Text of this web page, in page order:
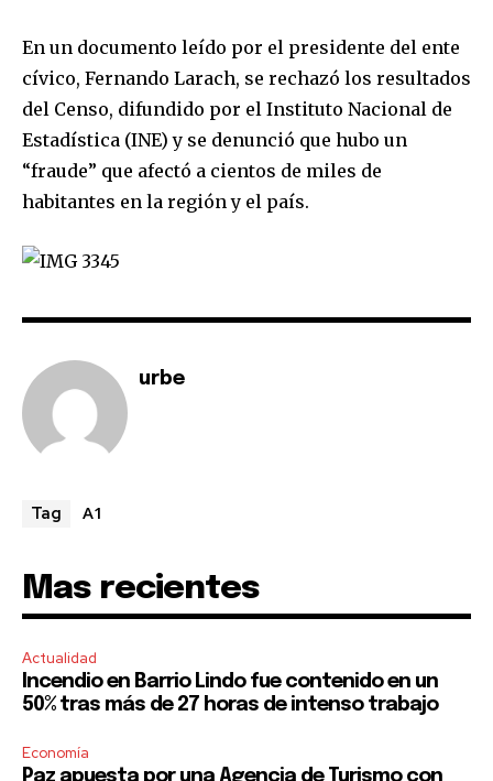
En un documento leído por el presidente del ente
cívico, Fernando Larach, se rechazó los resultados
del Censo, difundido por el Instituto Nacional de
Estadística (INE) y se denunció que hubo un
“fraude” que afectó a cientos de miles de
habitantes en la región y el país.
urbe
Tag A1
Mas recientes
Actualidad
Incendio en Barrio Lindo fue contenido en un
50% tras más de 27 horas de intenso trabajo
Economía
Paz apuesta por una Agencia de Turismo con